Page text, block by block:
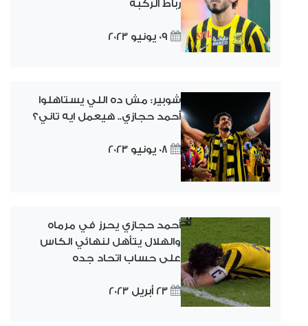
رباط الركبة
09 يونيو 2023
شوبير: مش ده اللي يستاهلوا
أحمد حجازي.. هيعمل ايه تاني؟
08 يونيو 2023
أحمد حجازي يحرز في مرماه
والهلال يتأهل لنهائي الكاس
على حساب اتحاد جده
23 أبريل 2023